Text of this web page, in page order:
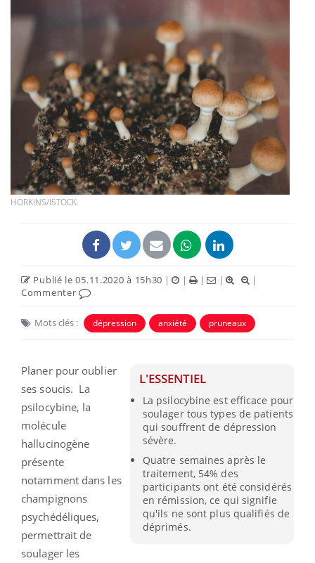
HORKINS/ISTOCK
Publié le 05.11.2020 à 15h30 | | | |
|
Commenter
Mots clés : dépression anxiété pruneaux
L'ESSENTIEL
La psilocybine est efficace pour
soulager tous types de patients
qui souffrent de dépression
sévère.
Quatre semaines après le
traitement, 54% des
participants ont été considérés
en rémission, ce qui signifie
qu'ils ne sont plus qualifiés de
déprimés.
Planer pour oublier
ses soucis. La
psilocybine, la
molécule
hallucinogène
présente
notamment dans les
champignons
psychédéliques,
permettrait de
soulager les